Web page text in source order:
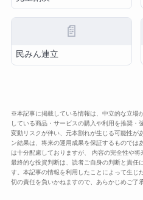
📄
民みん連立
※本記事に掲載している情報は、中立的な立場
している商品・サービスの購入や利用を推奨
変動リスクが伴い、元本割れが生じる可能性が
ン結果は、将来の運用成果を保証するものでは
は十分配慮しておりますが、 内容の完全性や将
最終的な投資判断は、読者ご自身の判断と責任
す。本記事の情報を利用したことによって生じ
切の責任を負いかねますので、あらかじめご了